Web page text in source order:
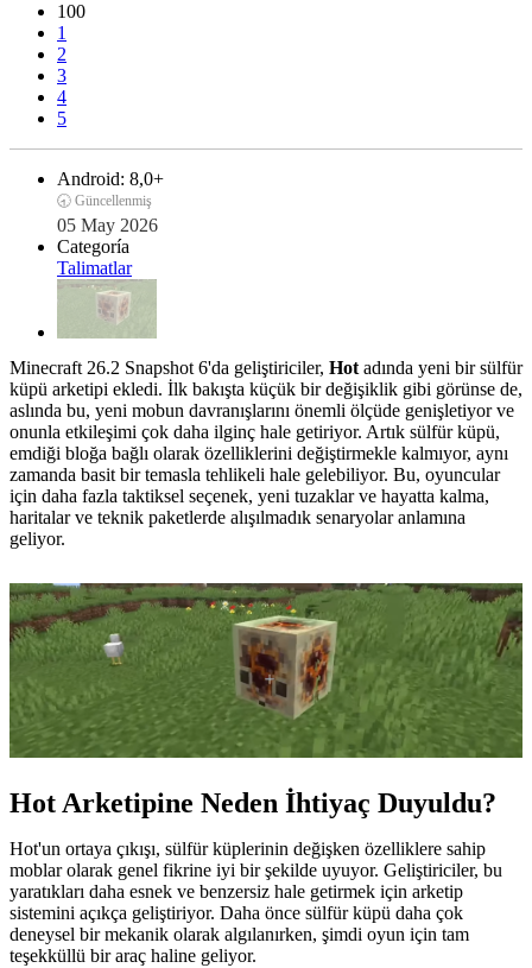
100
1
2
3
4
5
Android: 8,0+
🕣 Güncellenmiş
05 May 2026
Categoría
Talimatlar
Minecraft 26.2 Snapshot 6'da geliştiriciler, Hot adında yeni bir sülfür
küpü arketipi ekledi. İlk bakışta küçük bir değişiklik gibi görünse de,
aslında bu, yeni mobun davranışlarını önemli ölçüde genişletiyor ve
onunla etkileşimi çok daha ilginç hale getiriyor. Artık sülfür küpü,
emdiği bloğa bağlı olarak özelliklerini değiştirmekle kalmıyor, aynı
zamanda basit bir temasla tehlikeli hale gelebiliyor. Bu, oyuncular
için daha fazla taktiksel seçenek, yeni tuzaklar ve hayatta kalma,
haritalar ve teknik paketlerde alışılmadık senaryolar anlamına
geliyor.
Hot Arketipine Neden İhtiyaç Duyuldu?
Hot'un ortaya çıkışı, sülfür küplerinin değişken özelliklere sahip
moblar olarak genel fikrine iyi bir şekilde uyuyor. Geliştiriciler, bu
yaratıkları daha esnek ve benzersiz hale getirmek için arketip
sistemini açıkça geliştiriyor. Daha önce sülfür küpü daha çok
deneysel bir mekanik olarak algılanırken, şimdi oyun için tam
teşekküllü bir araç haline geliyor.